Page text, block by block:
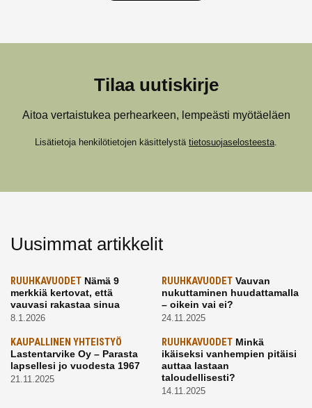
Tilaa uutiskirje
Aitoa vertaistukea perhearkeen, lempeästi myötäeläen
Lisätietoja henkilötietojen käsittelystä tietosuojaselosteesta
Uusimmat artikkelit
RUUHKAVUODET Nämä 9
merkkiä kertovat, että
vauvasi rakastaa sinua
8.1.2026
RUUHKAVUODETVauvan
nukuttaminen huudattamalla
– oikein vai ei?
24.11.2025
KAUPALLINEN YHTEISTYÖ
Lastentarvike Oy – Parasta
lapsellesi jo vuodesta 1967
21.11.2025
RUUHKAVUODETMinkä
ikäiseksi vanhempien pitäisi
auttaa lastaan
taloudellisesti?
14.11.2025